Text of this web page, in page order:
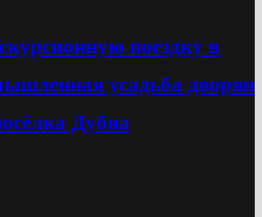
поездку в
усадьба дворян
Дубна